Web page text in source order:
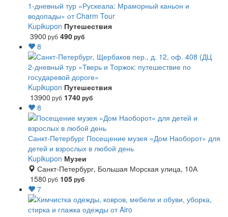
1-дневный тур «Рускеала: Мраморный каньон и
водопады» от Charm Tour
Kupikupon Путешествия
3900 руб 490руб
8
2-дневный тур «Тверь и Торжок: путешествие по
государевой дороге»
Kupikupon Путешествия
13900 руб 1740руб
8
Санкт-Петербург Посещение музея «Дом Наоборот» для
детей и взрослых в любой день
Kupikupon Музеи
Санкт-Петербург, Большая Морская улица, 10А
1580 руб 105руб
7